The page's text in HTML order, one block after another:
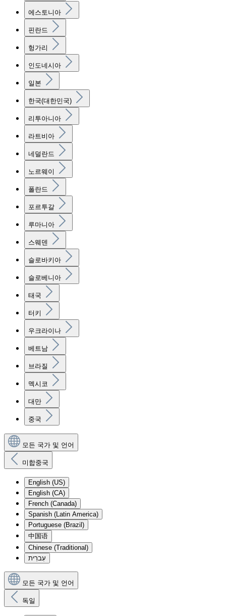
에스토니아
핀란드
헝가리
인도네시아
일본
한국(대한민국)
리투아니아
라트비아
네덜란드
노르웨이
폴란드
포르투갈
루마니아
스웨덴
슬로바키아
슬로베니아
태국
터키
우크라이나
베트남
브라질
멕시코
대만
중국
모든 국가 및 언어
미합중국
English (US)
English (CA)
French (Canada)
Spanish (Latin America)
Portuguese (Brazil)
中国语
Chinese (Traditional)
עִברִית
모든 국가 및 언어
독일